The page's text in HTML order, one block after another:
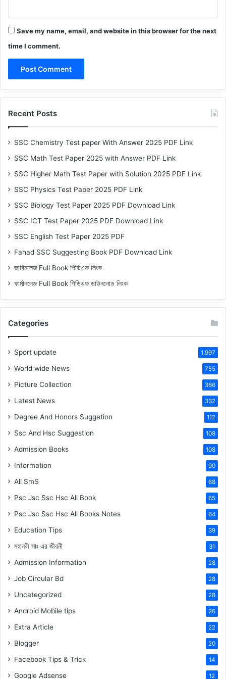
Save my name, email, and website in this browser for the next
time I comment.
Recent Posts
SSC Chemistry Test paper With Answer 2025 PDF Link
SSC Math Test Paper 2025 with Answer PDF Link
SSC Higher Math Test Paper with Solution 2025 PDF Link
SSC Physics Test Paper 2025 PDF Link
SSC Biology Test Paper 2025 PDF Download Link
SSC ICT Test Paper 2025 PDF Download Link
SSC English Test Paper 2025 PDF
Fahad SSC Suggesting Book PDF Download Link
জাবিনলেজ Full Book পিডিএফ লিংক
ফার্মানলেজ Full Book পিডিএফ ডাউনলোড লিংক
Categories
Sport update 1,997
World wide News 755
Picture Collection 366
Latest News 332
Degree And Honors Suggetion 112
Ssc And Hsc Suggestion 108
Admission Books 108
Information 90
All SmS 68
Psc Jsc Ssc Hsc All Book 65
Psc Jsc Ssc Hsc All Books Notes 64
Education Tips 39
মহানবী সাঃ এর জীবনী 31
Admission Information 28
Job Circular Bd 28
Uncategorized 28
Android Mobile tips 26
Extra Article 22
Blogger 20
Facebook Tips & Trick 14
Google Adsense 12